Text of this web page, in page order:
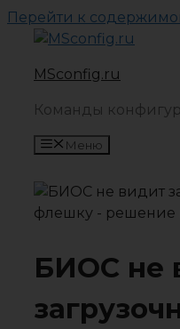
Перейти к
MSconfig.ru
Команды
Меню
БИОС не